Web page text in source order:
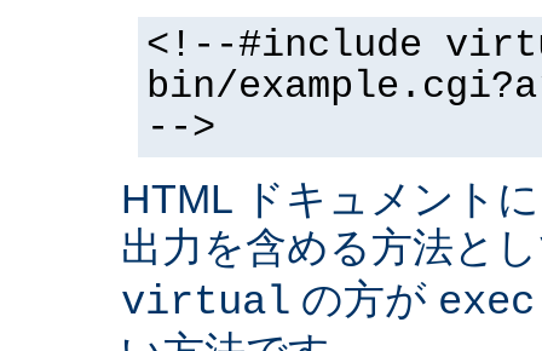
<!--#include
bin/
-->
HTML ドキュメント
出力を含める方法と
virtual の方が